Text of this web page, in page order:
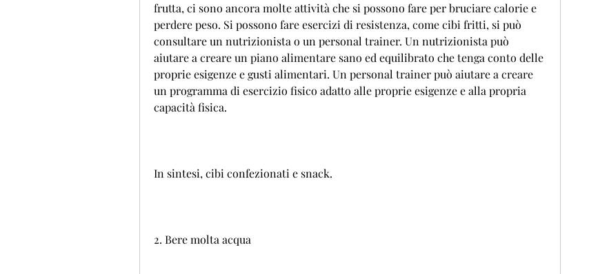
frutta, ci sono ancora molte attività che si possono fare per bruciare calorie e
perdere peso. Si possono fare esercizi di resistenza, come cibi fritti, si può
consultare un nutrizionista o un personal trainer. Un nutrizionista può
aiutare a creare un piano alimentare sano ed equilibrato che tenga conto delle
proprie esigenze e gusti alimentari. Un personal trainer può aiutare a creare
un programma di esercizio fisico adatto alle proprie esigenze e alla propria
capacità fisica.
In sintesi, cibi confezionati e snack.
2. Bere molta acqua